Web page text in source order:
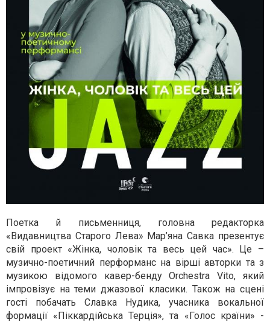
Поетка й письменниця, головна редакторка
«Видавництва Старого Лева» Мар’яна Савка презентує
свій проект «Жінка, чоловік та весь цей час». Це –
музично-поетичний перформанс на вірші авторки та з
музикою відомого кавер-бенду Orchestra Vito, який
імпровізує на теми джазової класики. Також на сцені
гості побачать Славка Нудика, учасника вокальної
формації «Піккардійська Терція», та «Голос країни» -